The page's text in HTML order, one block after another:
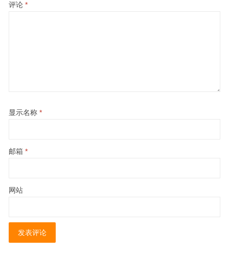
评论 *
显示名称 *
邮箱 *
网站